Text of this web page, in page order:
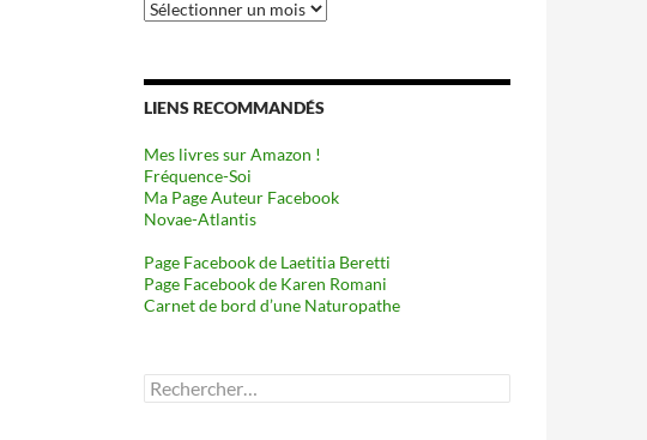
Archives
LIENS RECOMMANDÉS
Mes livres sur Amazon !
Fréquence-Soi
Ma Page Auteur Facebook
Novae-Atlantis
Page Facebook de Laetitia Beretti
Page Facebook de Karen Romani
Carnet de bord d’une Naturopathe
Rechercher :